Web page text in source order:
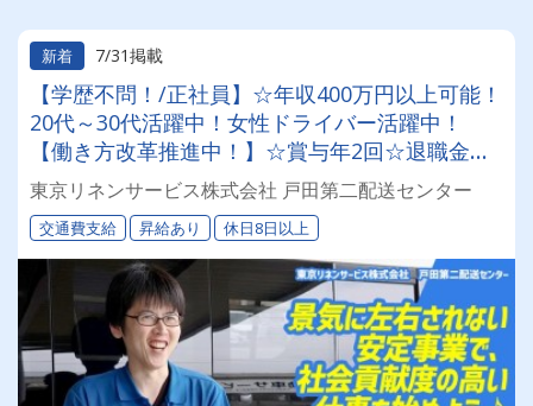
新着 7/31掲載
【学歴不問！/正社員】☆年収400万円以上可能！
20代～30代活躍中！女性ドライバー活躍中！
【働き方改革推進中！】☆賞与年2回☆退職金ア
リ(条件あり)☆昇給あり☆景気に左右されない安
定事業で、社会貢献度の高い仕事を始めよう♪
東京リネンサービス株式会社 戸田第二配送センター
交通費支給 昇給あり 休日8日以上